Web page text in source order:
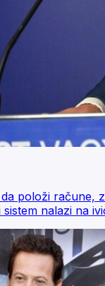
položi račune,
nalazi na